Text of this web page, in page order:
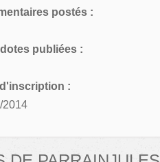
postés :
publiées :
d'inscription :
2014